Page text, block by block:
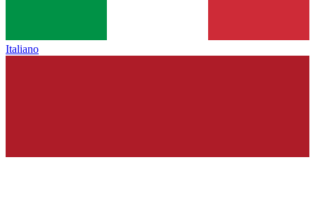
Italiano